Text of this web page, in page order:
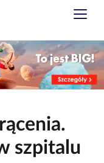
szpitalu